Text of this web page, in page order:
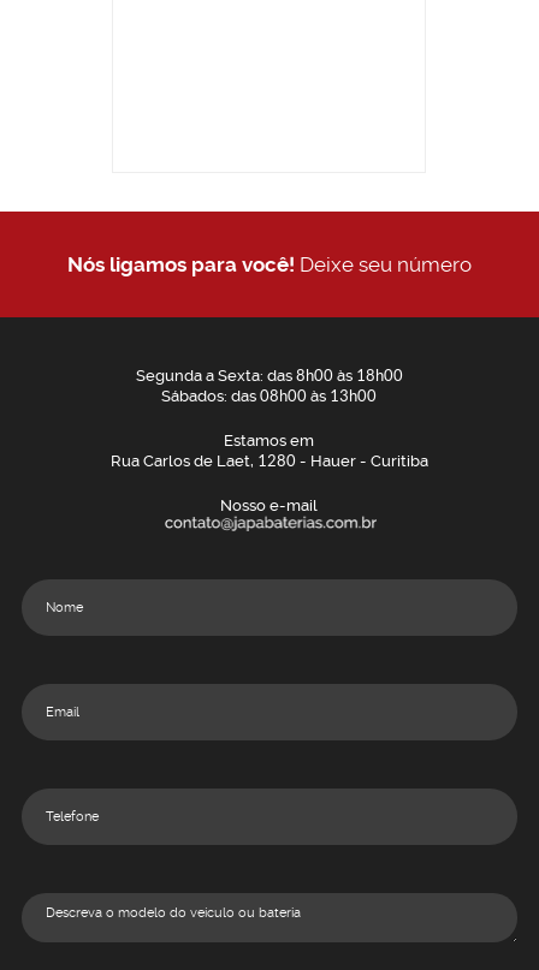
Nós ligamos para você! Deixe seu número
Segunda a Sexta: das 8h00às 18h00
Sábados: das08h00 às 13h00
Estamos em
Rua Carlos de Laet, 1280- Hauer - Curitiba
Nosso e-mail